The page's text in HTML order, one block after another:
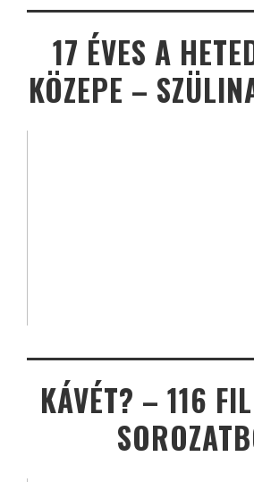
17 ÉVES A
KÖZEPE –
KÁVÉT? – 116